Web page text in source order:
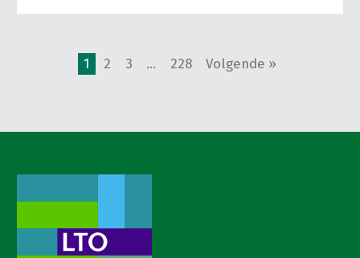
1 2 3 … 228 Volgende »